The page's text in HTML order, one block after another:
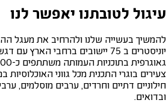
עיגול לטובתנו יאפשר לנו
להמשיך בעשייה שלנו ולהרחיב את מעגל
יוניסטרים ב 75 יישובים ברחבי
צעירים בוגרי התכנית מכל גווני האוכלוסיות
חילוניים דתיים וחרדים, ערבים מוסלמים,
ובדואים.